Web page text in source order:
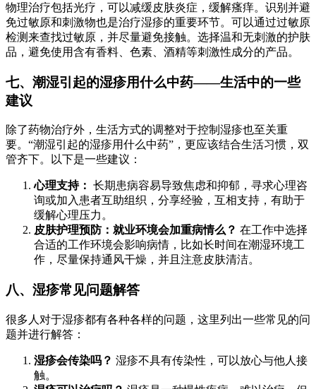
物理治疗包括光疗，可以减缓皮肤炎症，缓解瘙痒。识别并避
免过敏原和刺激物也是治疗湿疹的重要环节。可以通过过敏原
检测来查找过敏原，并尽量避免接触。选择温和无刺激的护肤
品，避免使用含有香料、色素、酒精等刺激性成分的产品。
七、潮湿引起的湿疹用什么中药——生活中的一些
建议
除了药物治疗外，生活方式的调整对于控制湿疹也至关重
要。“潮湿引起的湿疹用什么中药”，更应该结合生活习惯，双
管齐下。以下是一些建议：
心理支持： 长期患病容易导致焦虑和抑郁，寻求心理咨
询或加入患者互助组织，分享经验，互相支持，有助于
缓解心理压力。
皮肤护理预防：就业环境会加重病情么？ 在工作中选择
合适的工作环境会影响病情，比如长时间在潮湿环境工
作，尽量保持通风干燥，并且注意皮肤清洁。
八、湿疹常见问题解答
很多人对于湿疹都有各种各样的问题，这里列出一些常见的问
题并进行解答：
湿疹会传染吗？ 湿疹不具有传染性，可以放心与他人接
触。